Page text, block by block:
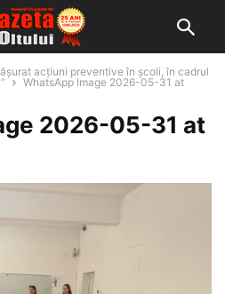
acțiuni preventive în școli, în cadrul
WhatsApp Image 2026-05-31 at
2026-05-31 at